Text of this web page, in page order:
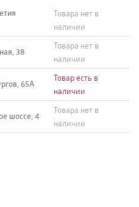
Товара нет в
наличии
38
Товара нет в
наличии
65А
Товар есть в
наличии
шоссе, 4
Товара нет в
наличии